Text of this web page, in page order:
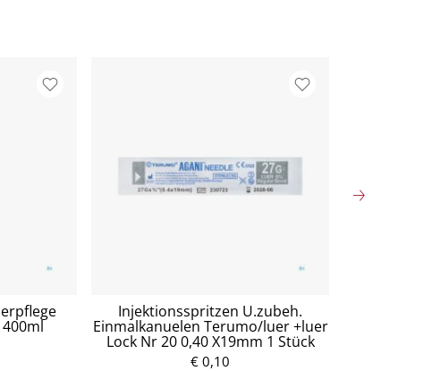
400ml
Injektionsspritzen U.zubeh.
Einmalkanuelen Terumo/luer +luer
Lock Nr 20 0,40 X19mm 1 Stück
€ 0,10P